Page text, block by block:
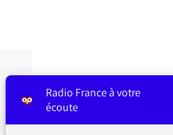
Radio France à votre
écoute